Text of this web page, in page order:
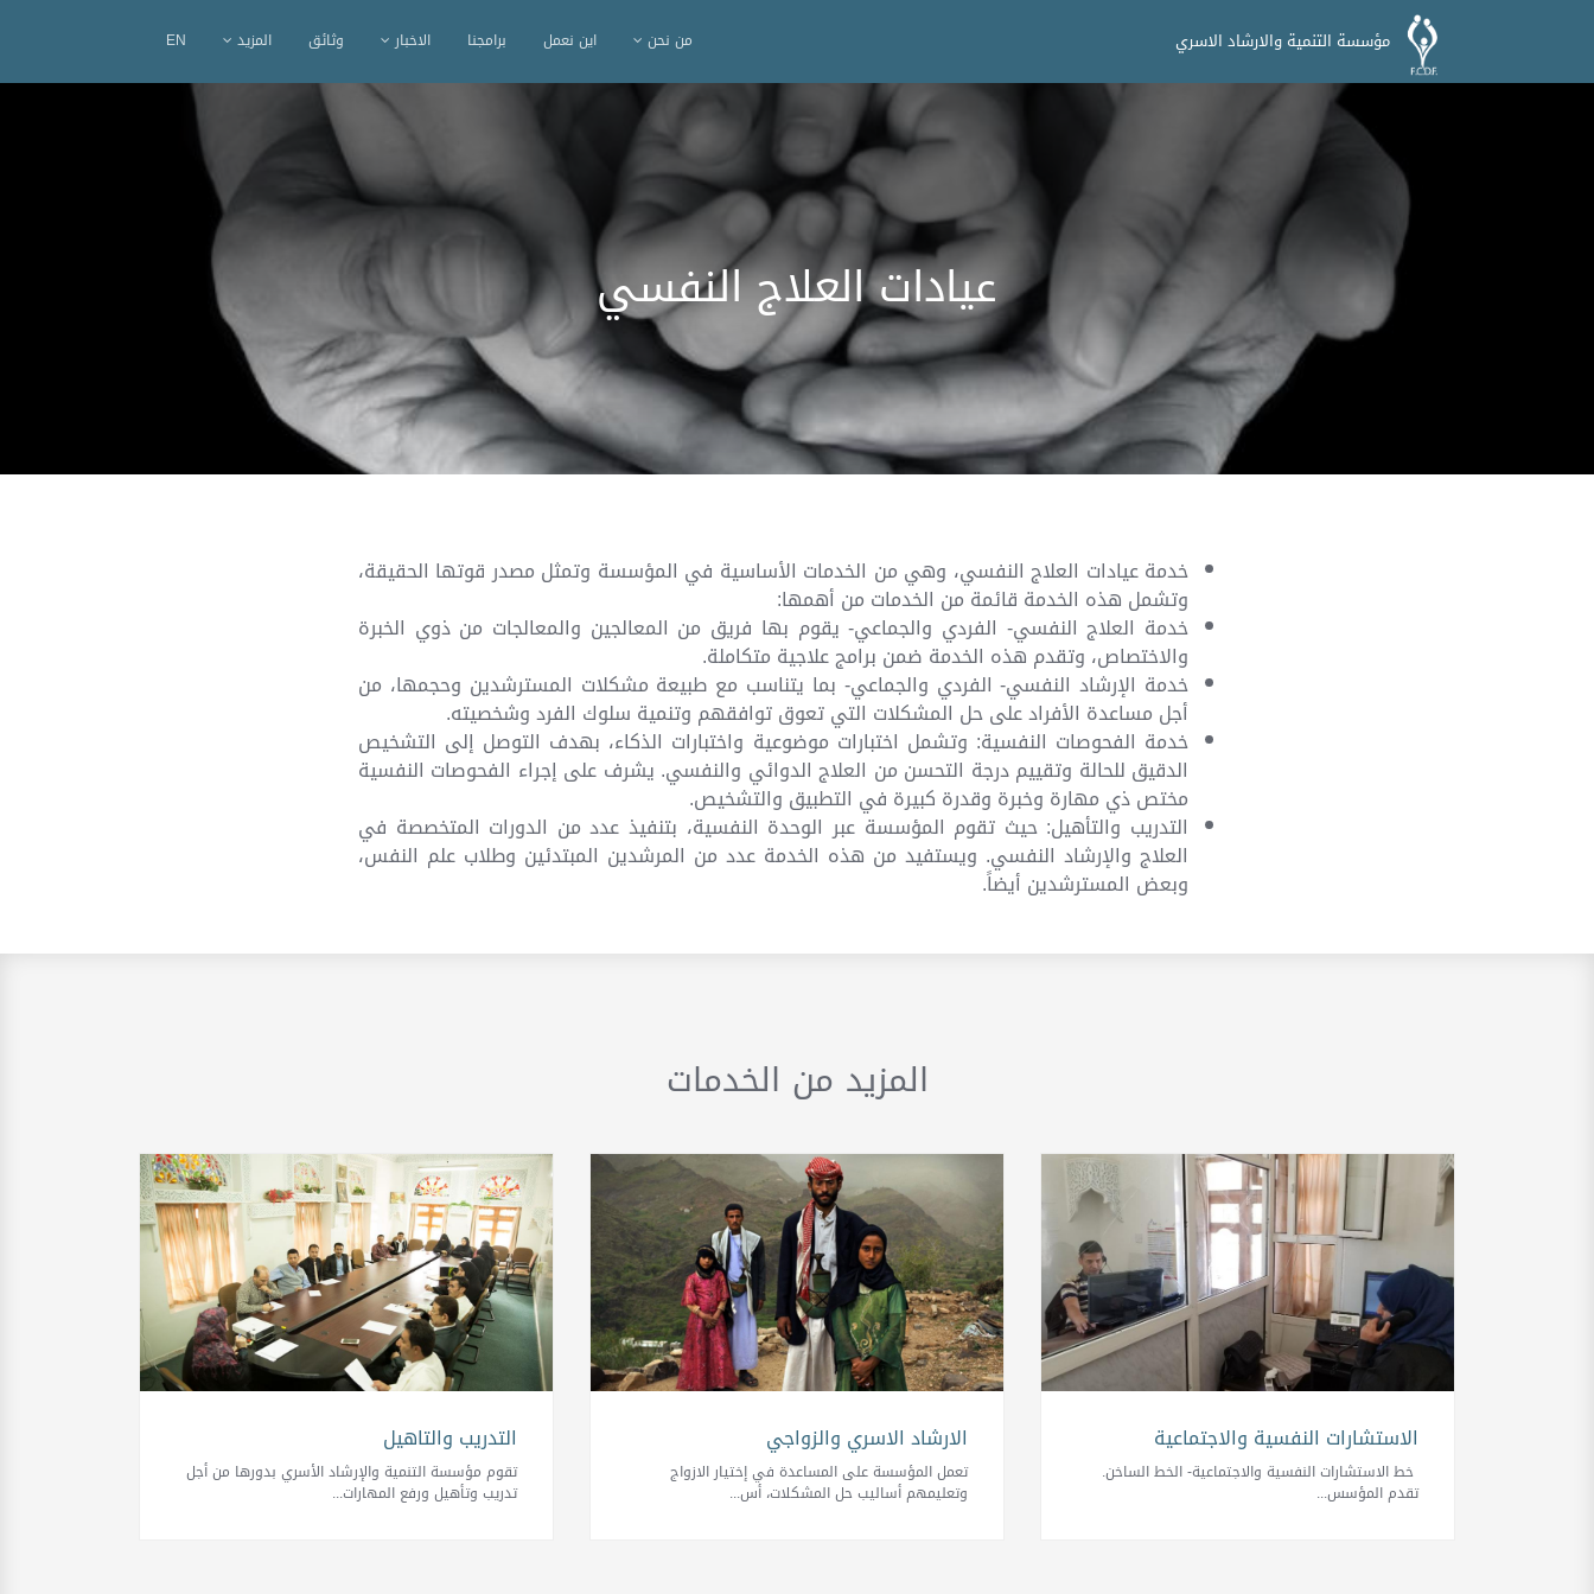
مؤسسة التنمية والارشاد الاسري من نحن اين نعمل برامجنا الاخبار وثائق المزيد EN
عيادات العلاج النفسي
خدمة عيادات العلاج النفسي، وهي من الخدمات الأساسية في المؤسسة وتمثل مصدر قوتها الحقيقة،
وتشمل هذه الخدمة قائمة من الخدمات من أهمها:
خدمة العلاج النفسي- الفردي والجماعي- يقوم بها فريق من المعالجين والمعالجات من ذوي الخبرة
والاختصاص، وتقدم هذه الخدمة ضمن برامج علاجية متكاملة.
خدمة الإرشاد النفسي- الفردي والجماعي- بما يتناسب مع طبيعة مشكلات المسترشدين وحجمها، من
أجل مساعدة الأفراد على حل المشكلات التي تعوق توافقهم وتنمية سلوك الفرد وشخصيته.
خدمة الفحوصات النفسية: وتشمل اختبارات موضوعية واختبارات الذكاء، بهدف التوصل إلى التشخيص
الدقيق للحالة وتقييم درجة التحسن من العلاج الدوائي والنفسي. يشرف على إجراء الفحوصات النفسية
مختص ذي مهارة وخبرة وقدرة كبيرة في التطبيق والتشخيص.
التدريب والتأهيل: حيث تقوم المؤسسة عبر الوحدة النفسية، بتنفيذ عدد من الدورات المتخصصة في
العلاج والإرشاد النفسي. ويستفيد من هذه الخدمة عدد من المرشدين المبتدئين وطلاب علم النفس،
وبعض المسترشدين أيضاً.
المزيد من الخدمات
الاستشارات النفسية والاجتماعية
خط الاستشارات النفسية والاجتماعية- الخط الساخن.
تقدم المؤسس...
الارشاد الاسري والزواجي
تعمل المؤسسة على المساعدة في إختيار الازواج
وتعليمهم أساليب حل المشكلات، أس...
التدريب والتاهيل
تقوم مؤسسة التنمية والإرشاد الأسري بدورها من أجل
تدريب وتأهيل ورفع المهارات...